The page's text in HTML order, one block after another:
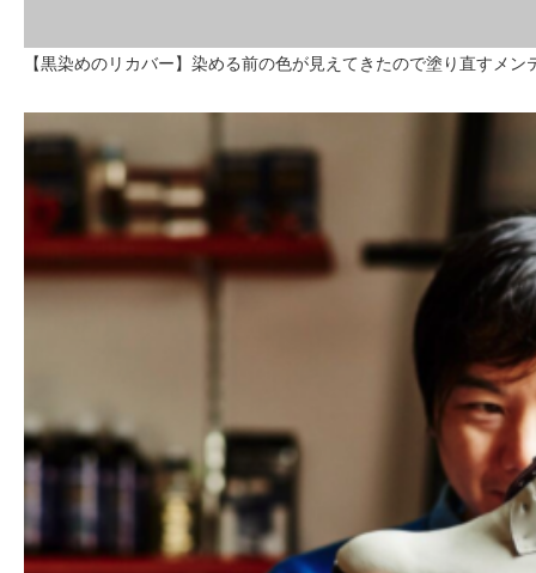
【黒染めのリカバー】染める前の色が見えてきたので塗り直すメ